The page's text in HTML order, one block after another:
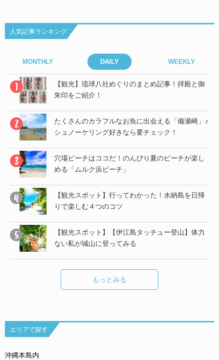
人気記事ランキング
MONTHLY DAILY WEEKLY
【観光】琉球八社めぐりのまとめ記事！拝殿と御
朱印をご紹介！
たくさんのカラフルなお魚に出会える「備瀬崎」♪
シュノーケリング好きなら要チェック！
穴場ビーチはココだ！のんびり夏のビーチが楽し
める「ムルク浜ビーチ」
【観光スポット】行ってわかった！水納島を日帰
りで楽しむ４つのコツ
【観光スポット】【伊江島タッチュー登山】体力
ない私が城山に登ってみる
もっとみる
エリアで探す
沖縄本島内